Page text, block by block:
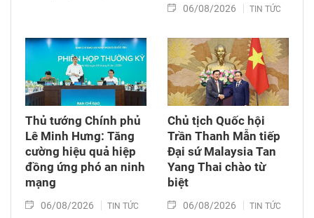
06/08/2026 TIN TỨC
Thủ tướng Chính phủ
Lê Minh Hưng: Tăng
cường hiệu quả hiệp
đồng ứng phó an ninh
mạng
06/08/2026 TIN TỨC
Chủ tịch Quốc hội
Trần Thanh Mẫn tiếp
Đại sứ Malaysia Tan
Yang Thai chào từ
biệt
06/08/2026 TIN TỨC